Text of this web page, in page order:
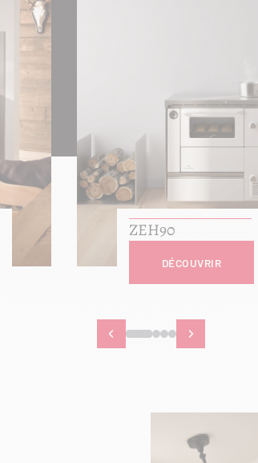
ZEH90
DÉCOUVRIR